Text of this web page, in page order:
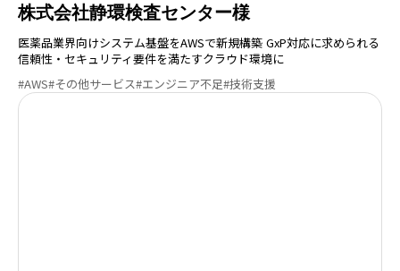
株式会社静環検査センター様
医薬品業界向けシステム基盤をAWSで新規構築 GxP対応に求められる
信頼性・セキュリティ要件を満たすクラウド環境に
#AWS#その他サービス#エンジニア不足#技術支援